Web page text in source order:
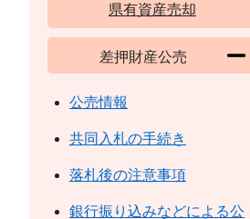
県有資産売却
差押財産公売
公売情報
共同入札の手続き
落札後の注意事項
銀行振り込みなどによる公